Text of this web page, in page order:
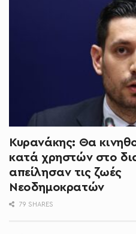
Κυρανάκης: Θα
κατά χρηστών στο
απείλησαν τις ζωές
Νεοδημοκρατών
79 SHARES